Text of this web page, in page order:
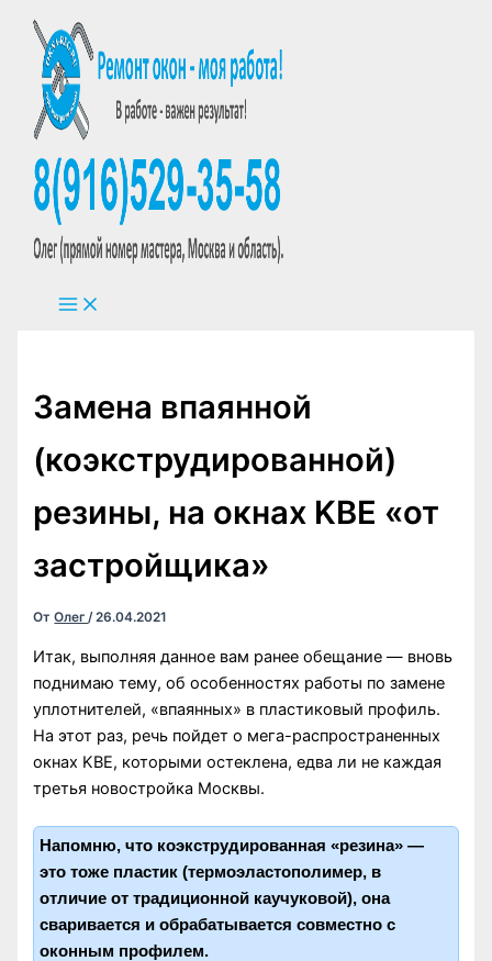
Перейти
содержимому
Замена впаянной
(коэкструдированной)
резины, на окнах KBE «от
застройщика»
ОтОлег/26.04.2021
Итак, выполняя данное вам ранее обещание — вновь
поднимаю тему, об особенностях работы по замене
уплотнителей, «впаянных» в пластиковый профиль.
На этот раз, речь пойдет о мега-распространенных
окнах KBE, которыми остеклена, едва ли не каждая
третья новостройка Москвы.
Напомню, что коэкструдированная «резина» —
это тоже пластик (термоэластополимер, в
отличие от традиционной каучуковой), она
сваривается и обрабатывается совместно с
оконным профилем.